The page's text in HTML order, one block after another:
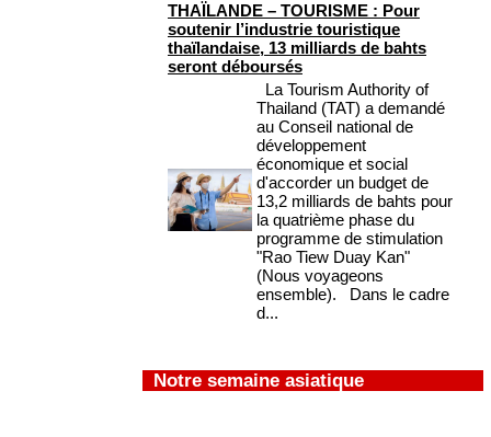
THAÏLANDE – TOURISME : Pour
soutenir l’industrie touristique
thaïlandaise, 13 milliards de bahts
seront déboursés
La Tourism Authority of
Thailand (TAT) a demandé
au Conseil national de
développement
économique et social
d'accorder un budget de
13,2 milliards de bahts pour
la quatrième phase du
programme de stimulation
"Rao Tiew Duay Kan"
(Nous voyageons
ensemble). Dans le cadre
d...
Notre semaine asiatique